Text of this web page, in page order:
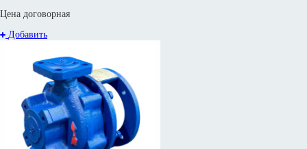
Цена договорная
Добавить